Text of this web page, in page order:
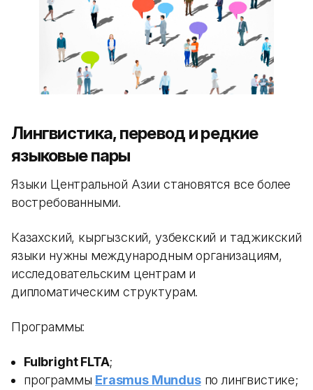
Лингвистика, перевод и редкие
языковые пары
Языки Центральной Азии становятся все более
востребованными.
Казахский, кыргызский, узбекский и таджикский
языки нужны международным организациям,
исследовательским центрам и
дипломатическим структурам.
Программы:
Fulbright FLTA;
программы Erasmus Mundusпо лингвистике;